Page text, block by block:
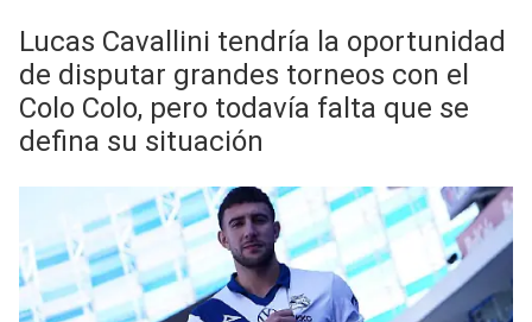
Lucas Cavallini tendría la oportunidad
de disputar grandes torneos con el
Colo Colo, pero todavía falta que se
defina su situación